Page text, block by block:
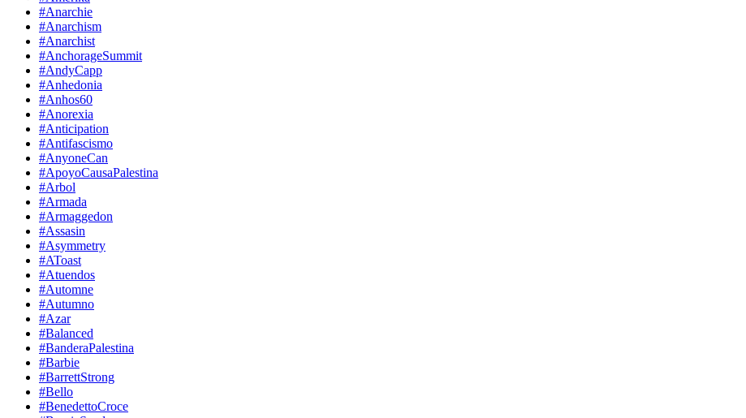
#Anarchie
#Anarchism
#Anarchist
#AnchorageSummit
#AndyCapp
#Anhedonia
#Anhos60
#Anorexia
#Anticipation
#Antifascismo
#AnyoneCan
#ApoyoCausaPalestina
#Arbol
#Armada
#Armaggedon
#Assasin
#Asymmetry
#AToast
#Atuendos
#Automne
#Autumno
#Azar
#Balanced
#BanderaPalestina
#Barbie
#BarrettStrong
#Bello
#BenedettoCroce